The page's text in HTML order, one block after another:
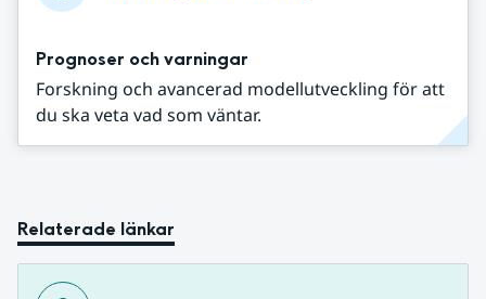
Prognoser och varningar
Forskning och avancerad modellutveckling för att
du ska veta vad som väntar.
Relaterade länkar